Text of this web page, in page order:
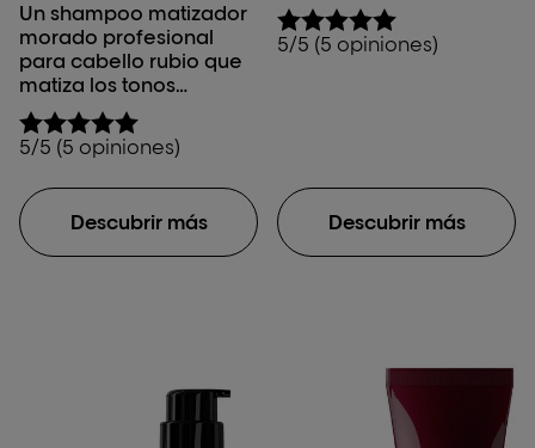
Un shampoo matizador
morado profesional
para cabello rubio que
matiza los tonos
amarillentos no
deseados.
5/5 (5 opiniones)
Descubrir más
5/5 (5 opiniones)
Descubrir más